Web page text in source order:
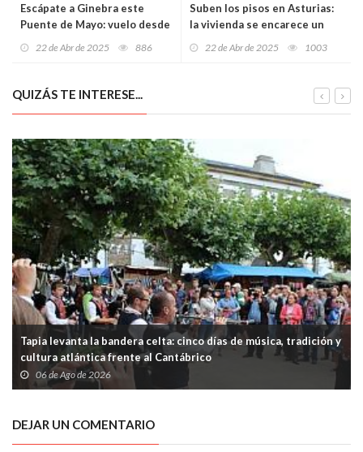
Escápate a Ginebra este
Puente de Mayo: vuelo desde
22 de Abr de 2025 886
Suben los pisos en Asturias:
la vivienda se encarece un
22 de Abr de 2025 1003
QUIZÁS TE INTERESE...
Tapia levanta la bandera celta: cinco días de música, tradición y
cultura atlántica frente al Cantábrico
06 de Ago de 2026
DEJAR UN COMENTARIO